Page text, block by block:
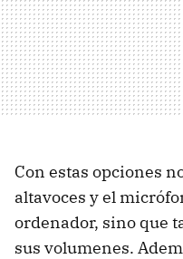
Con estas opciones
altavoces y el
ordenador, sino que
sus volumenes.